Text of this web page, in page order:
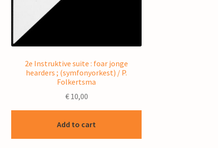
2e Instruktive suite : foar jonge
hearders ; (symfonyorkest) / P.
Folkertsma
€10,00
Add to cart